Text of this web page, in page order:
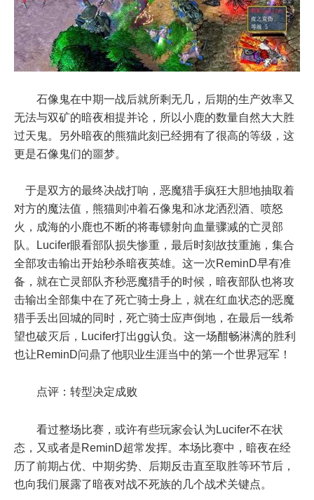
石像鬼在中期一战后就所剩无几，后期的生产效率又
无法与双矿的暗夜相提并论，所以小鹿的数量自然大大胜
过天鬼。另外暗夜的熊猫此刻已经拥有了很高的等级，这
更是石像鬼们的噩梦。
于是双方的最终决战打响，恶魔猎手疯狂大胆地抽取着
对方的魔法值，熊猫则冲着石像鬼和冰龙洒烈酒、喷怒
火，成海的小鹿也不断的将毒镖射向血量骤减的亡灵部
队。Lucifer眼看部队损失惨重，最后时刻故技重施，集合
全部攻击输出开始秒杀暗夜英雄。这一次ReminD早有准
备，就在亡灵部队齐秒恶魔猎手的时候，暗夜部队也将攻
击输出全部集中在了死亡骑士身上，就在红血状态的恶魔
猎手丢出回城的同时，死亡骑士应声倒地，在最后一线希
望也破灭后，Lucifer打出gg认负。这一场酣畅淋漓的胜利
也让ReminD问鼎了他职业生涯当中的第一个世界冠军！
点评：转型决定成败
看过整场比赛，或许有些玩家会认为Lucifer不在状
态，又或者是ReminD超常发挥。本场比赛中，暗夜在经
历了前期占优、中期劣势、后期反击直至取胜等环节后，
也向我们展露了暗夜对战不死族的几个战术关键点。